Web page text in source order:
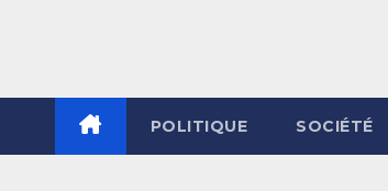
POLITIQUE SOCIÉTÉ